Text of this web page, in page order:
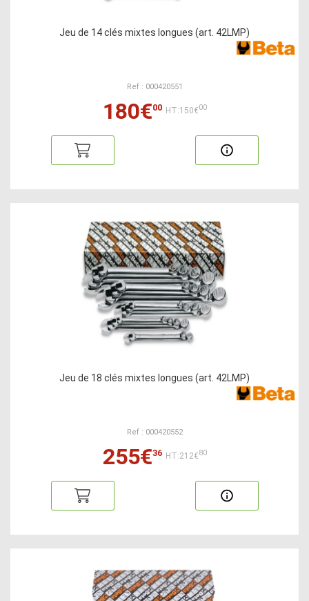
Jeu de 14 clés mixtes longues (art. 42LMP)
Ref : 000420551
180€00 HT:150€00
Jeu de 18 clés mixtes longues (art. 42LMP)
Ref : 000420552
255€36 HT:212€80